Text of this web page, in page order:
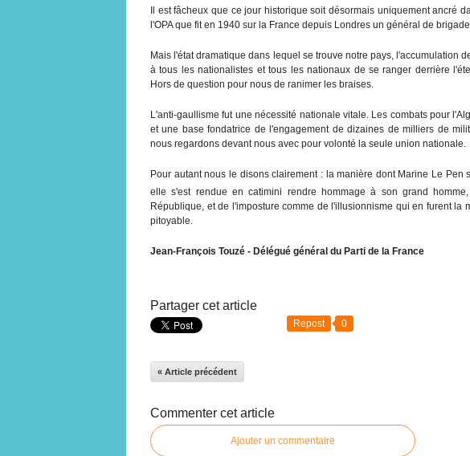
Il est fâcheux que ce jour historique soit désormais uniquement ancré
l'OPA que fit en 1940 sur la France depuis Londres un général de
Mais l'état dramatique dans lequel se trouve notre pays, l'accumulation
à tous les nationalistes et tous les nationaux de se ranger derrière
Hors de question pour nous de ranimer les braises.
L'anti-gaullisme fut une nécessité nationale vitale. Les combats pour
et une base fondatrice de l'engagement de dizaines de milliers de
nous regardons devant nous avec pour volonté la seule union nationale.
Pour autant nous le disons clairement : la manière dont Marine Le Pen
elle s'est rendue en catimini rendre hommage à son grand
République, et de l'imposture comme de l'illusionnisme qui en furent la
pitoyable.
Jean-François Touzé - Délégué général du Parti de la France
Partager cet article
Repost 0
« Article précédent
Commenter cet article
Ajouter un commentaire